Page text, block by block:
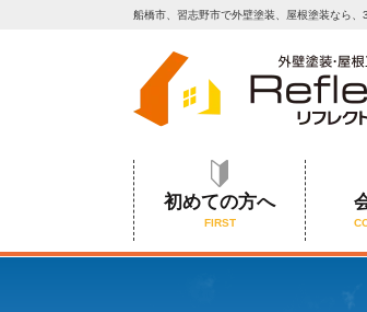
船橋市、習志野市で外壁塗装、屋根塗装なら、
初めての方へ
FIRST